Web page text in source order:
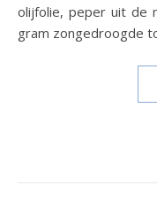
olijfolie, peper uit de
gram zongedroogde